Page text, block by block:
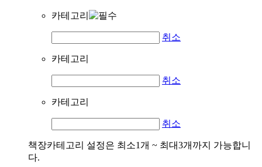
카테고리
취소
카테고리
취소
카테고리
취소
책장카테고리 설정은 최소1개 ~ 최대3개까지 가능합니
다.